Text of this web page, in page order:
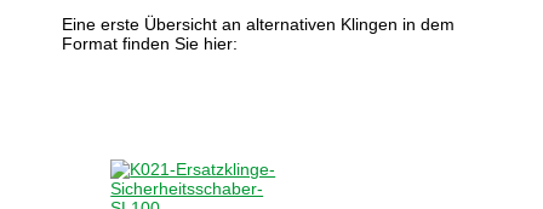
Eine erste Übersicht an alternativen Klingen in dem
Format finden Sie hier: